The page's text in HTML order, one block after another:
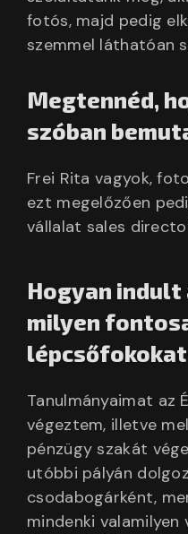
fotós, majd pedig
szemmel láthatóan
Megtennéd,
szóban
Frei Rita vagyok,
ezt megelőzően
vállalat sales
Hogyan indult
milyen
Tanulmányaimat az
végeztem, illetve
pénzügy szakát
utóbbi pályán
csodabogárként,
mindenki valamilyen